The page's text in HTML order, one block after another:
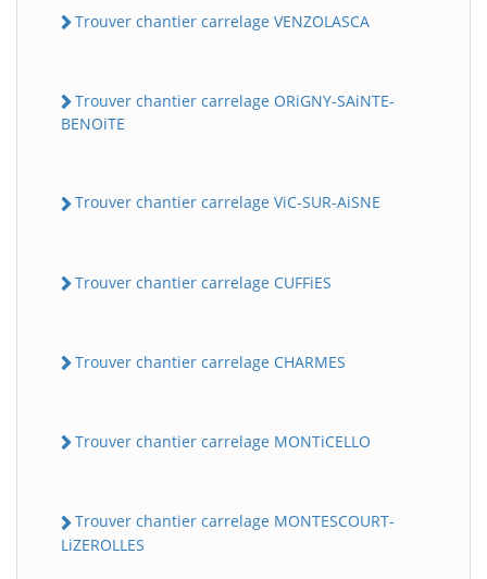
Trouver chantier carrelage VENZOLASCA
Trouver chantier carrelage ORiGNY-SAiNTE-
BENOiTE
Trouver chantier carrelage ViC-SUR-AiSNE
Trouver chantier carrelage CUFFiES
Trouver chantier carrelage CHARMES
Trouver chantier carrelage MONTiCELLO
Trouver chantier carrelage MONTESCOURT-
LiZEROLLES